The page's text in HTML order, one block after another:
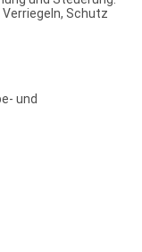
Schutz
und